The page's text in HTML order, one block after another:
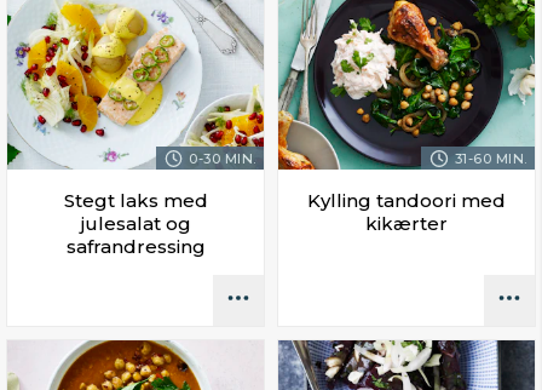
0-30 MIN.
Stegt laks med
julesalat og
safrandressing
31-60 MIN.
Kylling tandoori med
kikærter